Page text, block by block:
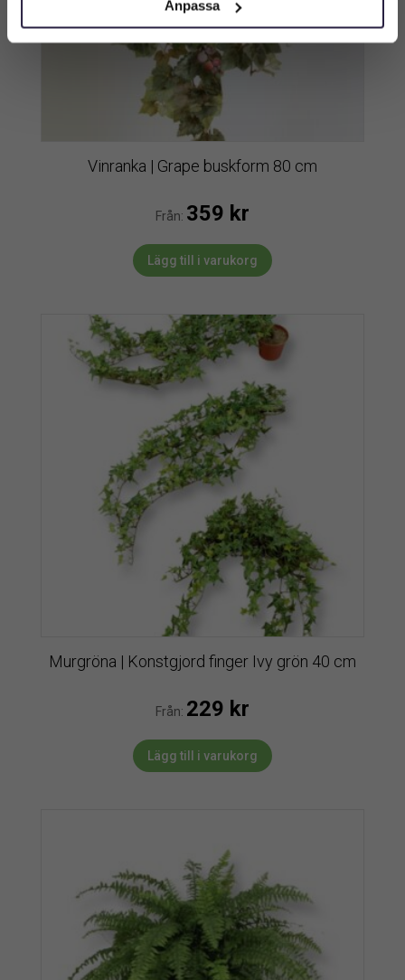
Anpassa
Vinranka | Grape buskform 80 cm
Från: 359 kr
Lägg till i varukorg
Murgröna | Konstgjord finger Ivy grön 40 cm
Från: 229 kr
Lägg till i varukorg